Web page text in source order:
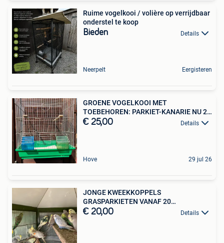
Ruime vogelkooi / volière op verrijdbaar
onderstel te koop
Bieden Details
Neerpelt Eergisteren
GROENE VOGELKOOI MET
TOEBEHOREN: PARKIET-KANARIE NU 25
EURO
€ 25,00 Details
Hove 29 jul 26
JONGE KWEEKKOPPELS
GRASPARKIETEN VANAF 20
EURO/KOPPEL
€ 20,00 Details